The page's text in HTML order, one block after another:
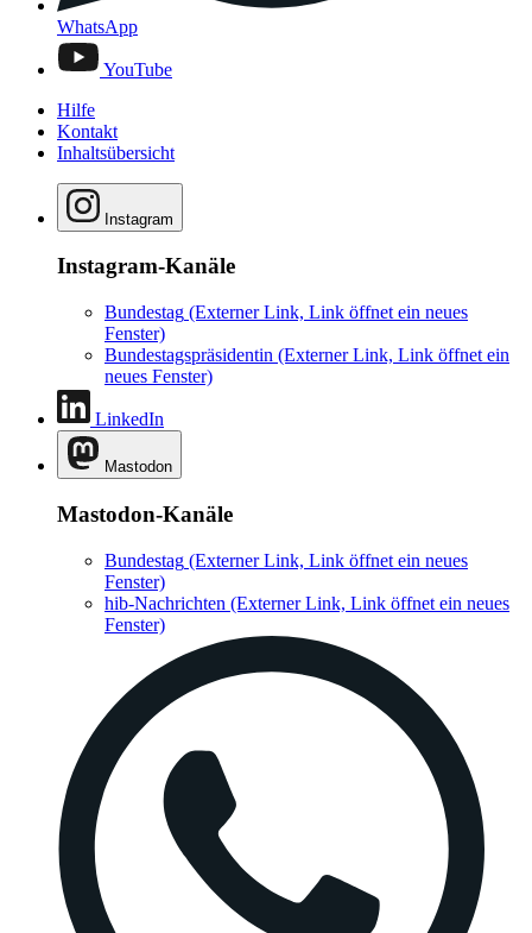
WhatsApp
YouTube
Hilfe
Kontakt
Inhaltsübersicht
Instagram
Instagram-Kanäle
Bundestag (Externer Link, Link öffnet ein neues
Fenster)
Bundestagspräsidentin (Externer Link, Link öffnet ein
neues Fenster)
LinkedIn
Mastodon
Mastodon-Kanäle
Bundestag (Externer Link, Link öffnet ein neues
Fenster)
hib-Nachrichten (Externer Link, Link öffnet ein neues
Fenster)